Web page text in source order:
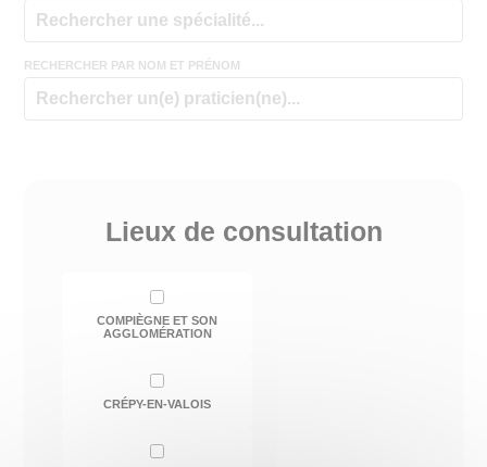
RECHERCHER PAR NOM ET PRÉNOM
Lieux de consultation
COMPIÈGNE ET SON
AGGLOMÉRATION
CRÉPY-EN-VALOIS